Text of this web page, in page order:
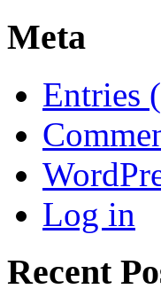
Meta
Entries
Log in
Recent